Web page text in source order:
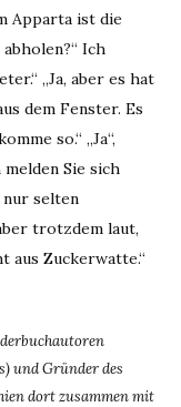
Apparta ist die
Ich
„Ja, aber es hat
dem Fenster. Es
so.“ „Ja“,
Sie sich
nur selten
trotzdem laut,
aus Zuckerwatte.“
und Gründer des
dort zusammen mit